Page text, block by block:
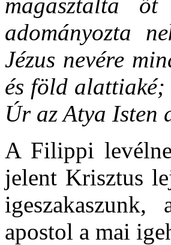
adományozta
Jézus nevére
és föld alattiaké;
Úr az Atya Isten
A Filippi
jelent Krisztus
apostol a mai